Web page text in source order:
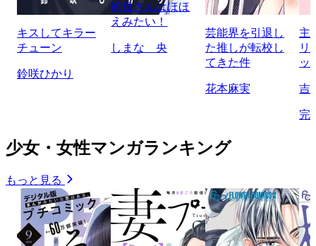
キスしてキラー
チューン
鈴咲ひかり
蛇目さんはほほ
えみたい！
しまな 央
芸能界を引退し
た推しが転校し
てきた件
花本麻実
主
リ
ッ
吉
完
少女・女性マンガランキング
もっと見る